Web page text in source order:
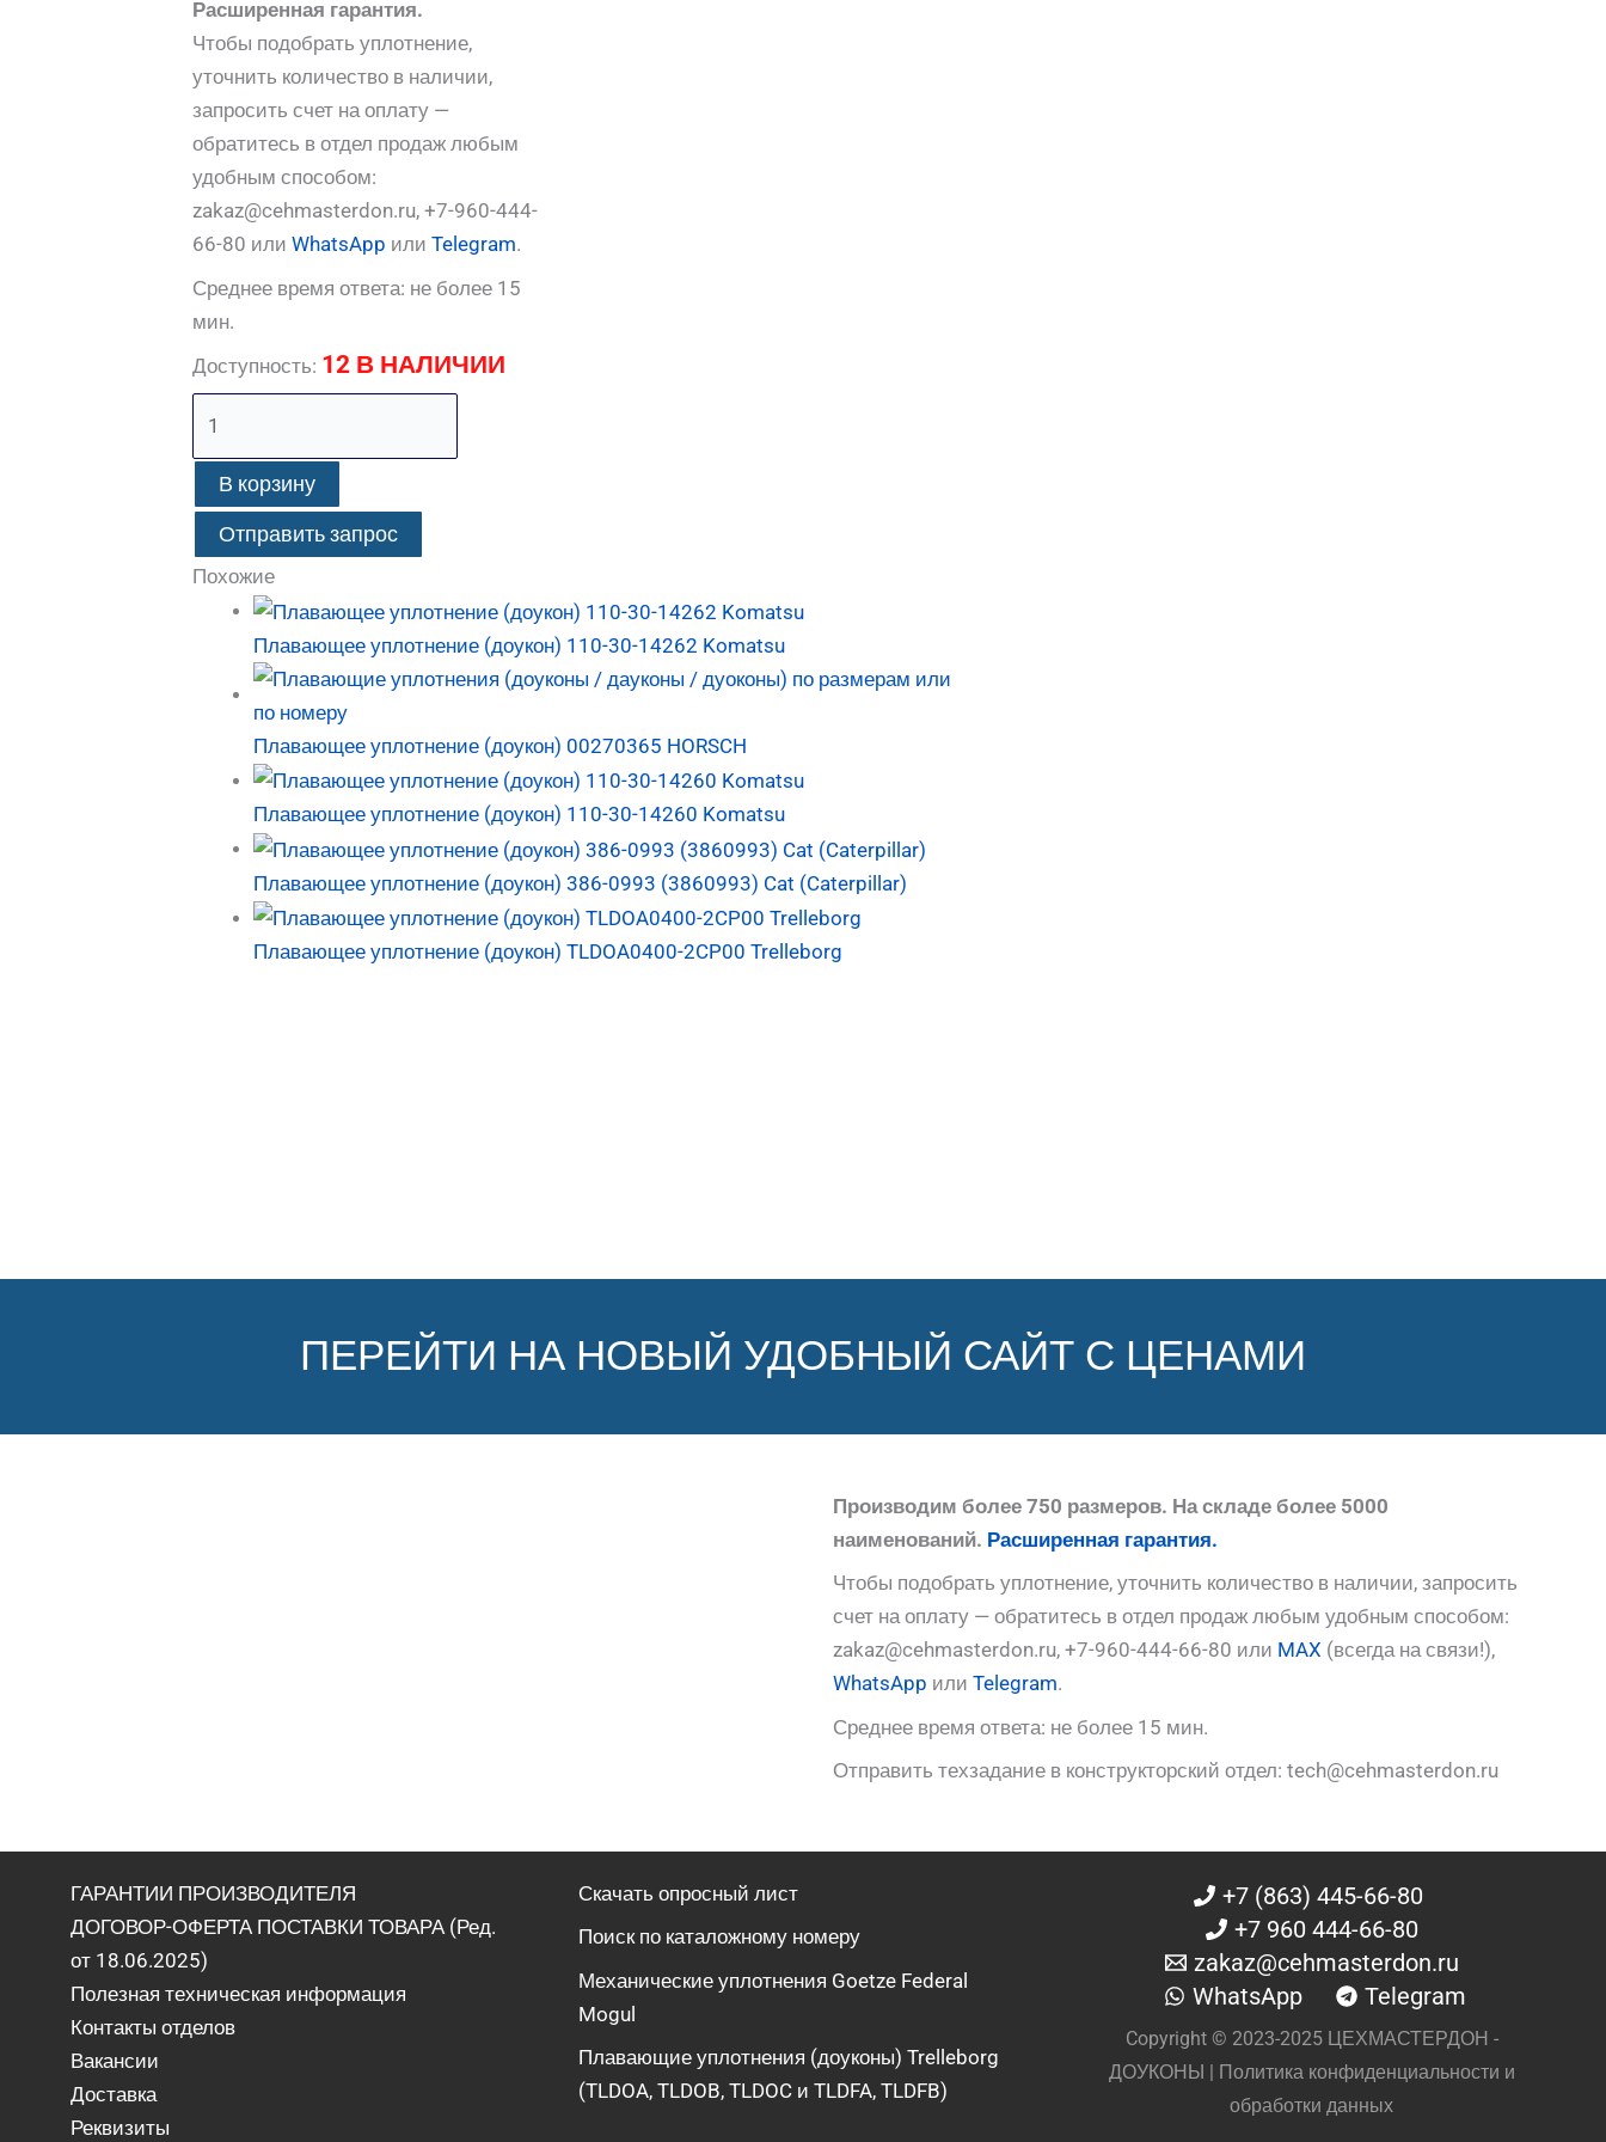
Расширенная гарантия.
Чтобы подобрать уплотнение,
уточнить количество в наличии,
запросить счет на оплату —
обратитесь в отдел продаж любым
удобным способом:
zakaz@cehmasterdon.ru, +7-960-444-
66-80 или WhatsApp или Telegram.
Среднее время ответа: не более 15
мин.
Доступность: 12 В НАЛИЧИИ
В корзину
Отправить запрос
Похожие
Плавающее уплотнение (доукон) 110-30-14262 Komatsu
Плавающее уплотнение (доукон) 00270365 HORSCH
Плавающее уплотнение (доукон) 110-30-14260 Komatsu
Плавающее уплотнение (доукон) 386-0993 (3860993) Cat (Caterpillar)
Плавающее уплотнение (доукон) TLDOA0400-2CP00 Trelleborg
ПЕРЕЙТИ НА НОВЫЙ УДОБНЫЙ САЙТ С ЦЕНАМИ
Производим более 750 размеров. На складе более 5000
наименований. Расширенная гарантия.
Чтобы подобрать уплотнение, уточнить количество в наличии, запросить
счет на оплату — обратитесь в отдел продаж любым удобным способом:
zakaz@cehmasterdon.ru, +7-960-444-66-80 или MAX (всегда на связи!),
WhatsApp или Telegram.
Среднее время ответа: не более 15 мин.
Отправить техзадание в конструкторский отдел: tech@cehmasterdon.ru
ГАРАНТИИ ПРОИЗВОДИТЕЛЯ
ДОГОВОР-ОФЕРТА ПОСТАВКИ ТОВАРА (Ред.
от 18.06.2025)
Полезная техническая информация
Контакты отделов
Вакансии
Доставка
Реквизиты
Скачать опросный лист
Поиск по каталожному номеру
Механические уплотнения Goetze Federal
Mogul
Плавающие уплотнения (доуконы) Trelleborg
(TLDOA, TLDOB, TLDOC и TLDFA, TLDFB)
+7 (863) 445-66-80
+7 960 444-66-80
zakaz@cehmasterdon.ru
WhatsApp
Telegram
Copyright © 2023-2025 ЦЕХМАСТЕРДОН -
ДОУКОНЫ | Политика конфиденциальности и
обработки данных